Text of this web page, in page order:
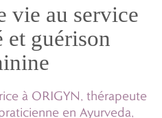
vie au service
etguérison
à ORIGYN, thérapeute
en Ayurveda,